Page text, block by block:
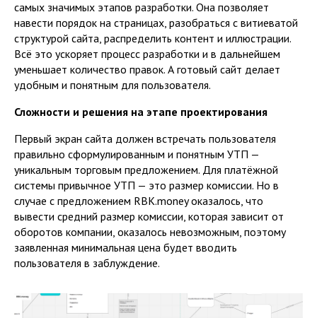
самых значимых этапов разработки. Она позволяет
навести порядок на страницах, разобраться с витиеватой
структурой сайта, распределить контент и иллюстрации.
Всё это ускоряет процесс разработки и в дальнейшем
уменьшает количество правок. А готовый сайт делает
удобным и понятным для пользователя.
Сложности и решения на этапе проектирования
Первый экран сайта должен встречать пользователя
правильно сформулированным и понятным УТП —
уникальным торговым предложением. Для платёжной
системы привычное УТП — это размер комиссии. Но в
случае с предложением RBK.money оказалось, что
вывести средний размер комиссии, которая зависит от
оборотов компании, оказалось невозможным, поэтому
заявленная минимальная цена будет вводить
пользователя в заблуждение.